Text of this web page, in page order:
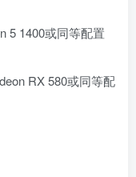
5 1400或同等配置
RX 580或同等配